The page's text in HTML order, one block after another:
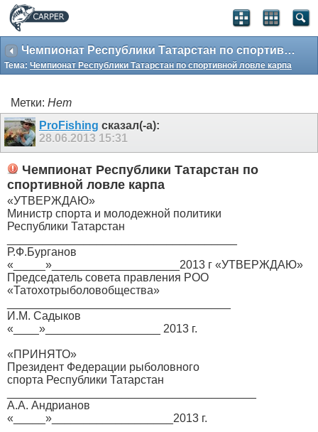
Чемпионат Республики Татарстан по спортивной ловле карпа
Тема: Чемпионат Республики Татарстан по спортивной ловле карпа
Метки: Нет
ProFishing сказал(-а):
28.06.2013 15:31
Чемпионат Республики Татарстан по
спортивной ловле карпа
«УТВЕРЖДАЮ»
Министр спорта и молодежной политики
Республики Татарстан
Р.Ф.Бурганов
«_____»____________________2013 г «УТВЕРЖДАЮ»
Председатель совета правления РОО
«Татохотрыболовобщества»
И.М. Садыков
«____»__________________ 2013 г.
«ПРИНЯТО»
Президент Федерации рыболовного
спорта Республики Татарстан
А.А. Андрианов
«_____»___________________2013 г.